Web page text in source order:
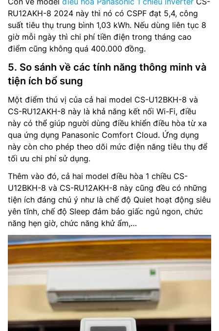
RU12AKH-8 2024 này thì nó có CSPF đạt 5,4, công
suất tiêu thụ trung bình 1,03 kWh. Nếu dùng liên tục 8
giờ mỗi ngày thì chi phí tiền điện trong tháng cao
điểm cũng không quá 400.000 đồng.
5. So sánh về các tính năng thông minh và
tiện ích bổ sung
Một điểm thú vị của cả hai model CS-U12BKH-8 và
CS-RU12AKH-8 này là khả năng kết nối Wi-Fi, điều
này có thể giúp người dùng điều khiển điều hòa từ xa
qua ứng dụng Panasonic Comfort Cloud. Ứng dụng
này còn cho phép theo dõi mức điện năng tiêu thụ để
tối ưu chi phí sử dụng.
Thêm vào đó, cả hai model điều hòa 1 chiều CS-
U12BKH-8 và CS-RU12AKH-8 này cũng đều có những
tiện ích đáng chú ý như là chế độ Quiet hoạt động siêu
yên tĩnh, chế độ Sleep đảm bảo giấc ngủ ngon, chức
năng hẹn giờ, chức năng khử ẩm,…